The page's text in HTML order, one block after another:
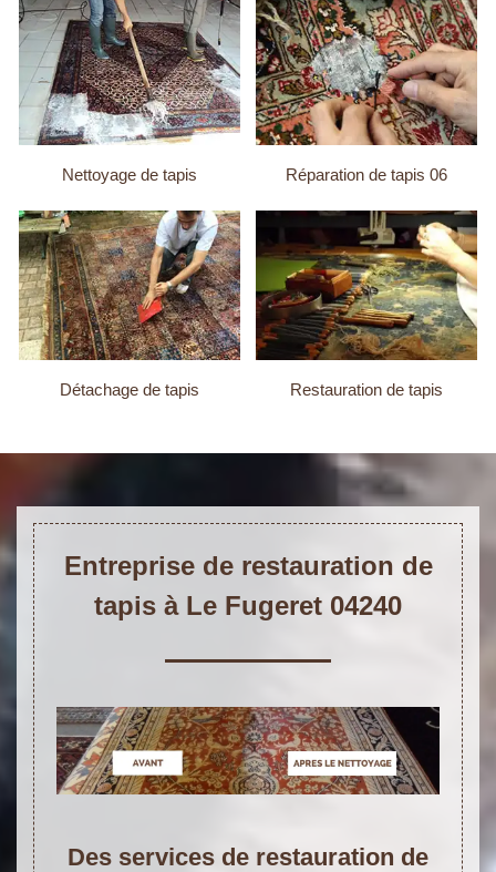
Nettoyage de tapis Réparation de tapis 06
Détachage de tapis Restauration de tapis
Entreprise de restauration de
tapis à Le Fugeret 04240
Des services de restauration de